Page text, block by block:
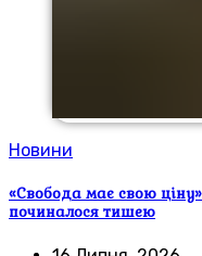
Новини
«Свобода має свою
починалося тишею